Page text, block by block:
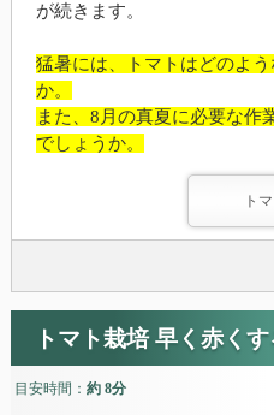
が続きます。
猛暑には、トマトはどのよ
か。
また、8月の真夏に必要な作
でしょうか。
ト
トマト栽培 早く赤く
目安時間： 約 8分